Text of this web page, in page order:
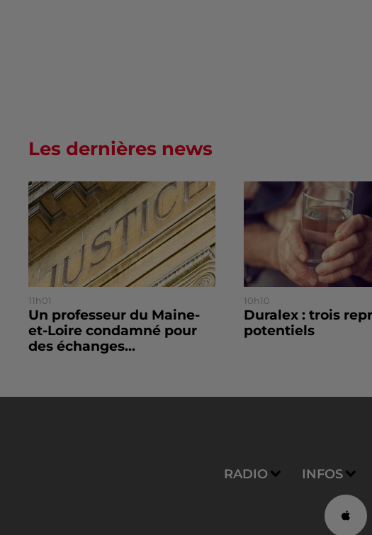
Les dernières news
11h01
Un professeur du Maine-
et-Loire condamné pour
des échanges...
10h10
Duralex : trois
potentiels
RADIO INFOS